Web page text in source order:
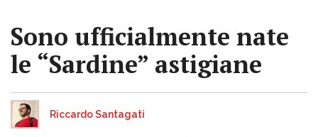
Sono ufficialmente nate
le “Sardine” astigiane
Riccardo Santagati